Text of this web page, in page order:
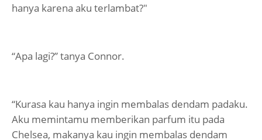
hanya karena aku terlambat?"
“Apa lagi?” tanya Connor.
“Kurasa kau hanya ingin membalas dendam padaku.
Aku memintamu memberikan parfum itu pada
Chelsea, makanya kau ingin membalas dendam